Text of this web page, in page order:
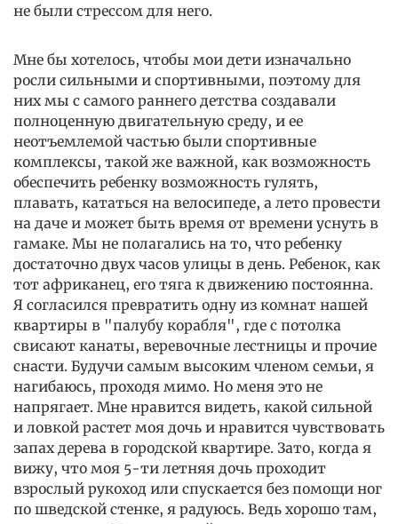
не были стрессом для него.
Мне бы хотелось, чтобы мои дети изначально
росли сильными и спортивными, поэтому для
них мы с самого раннего детства создавали
полноценную двигательную среду, и ее
неотъемлемой частью были спортивные
комплексы, такой же важной, как возможность
обеспечить ребенку возможность гулять,
плавать, кататься на велосипеде, а лето провести
на даче и может быть время от времени уснуть в
гамаке. Мы не полагались на то, что ребенку
достаточно двух часов улицы в день. Ребенок, как
тот африканец, его тяга к движению постоянна.
Я согласился превратить одну из комнат нашей
квартиры в "палубу корабля", где с потолка
свисают канаты, веревочные лестницы и прочие
снасти. Будучи самым высоким членом семьи, я
нагибаюсь, проходя мимо. Но меня это не
напрягает. Мне нравится видеть, какой сильной
и ловкой растет моя дочь и нравится чувствовать
запах дерева в городской квартире. Зато, когда я
вижу, что моя 5-ти летняя дочь проходит
взрослый рукоход или спускается без помощи ног
по шведской стенке, я радуюсь. Ведь хорошо там,